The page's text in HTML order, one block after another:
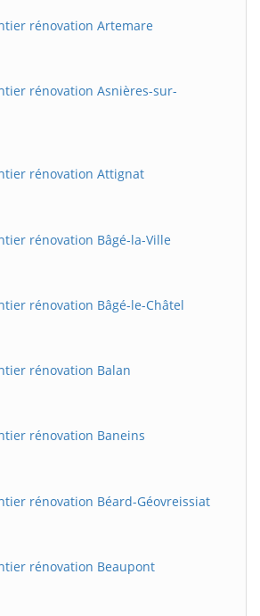
rénovation Artemare
rénovation Asnières-sur-
rénovation Attignat
rénovation Bâgé-la-Ville
rénovation Bâgé-le-Châtel
rénovation Balan
rénovation Baneins
rénovation Béard-Géovreissiat
rénovation Beaupont